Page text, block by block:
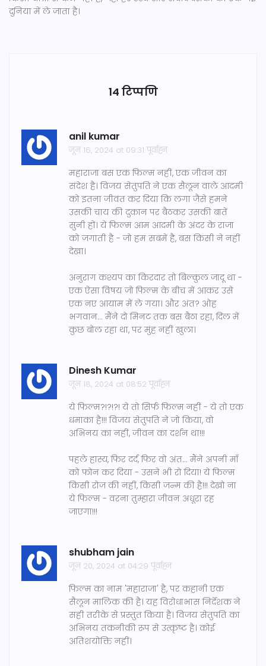
दुनिया में ले जाता है।
14 टिप्पणि
anil kumar
जून 16, 2024 at 09:31 पूर्वाह्न
महाराजा बस एक फिल्म नहीं, एक जीवन का
संदेश है। विजय सेतुपति ने एक सैलून वाले आदमी
को इतना जीवंत कर दिया कि लगा जैसे हमने
उसकी चाय की दुकान पर बैठकर उसकी बातें
सुनी हों। ये फिल्म आम आदमी के अंदर के राजा
को जगाती है - जो हम सबमें है, बस किसी ने नहीं
देखा।
अनुराग कश्यप का किरदार तो बिल्कुल जादू था -
एक ऐसा विषय जो फिल्म के बीच में आकर उसे
एक नए आयाम में ले गया। और अंत? ओह
भगवान... मैंने दो मिनट तक बस बैठा रहा, दिल में
कुछ बोल रहा था, पर मुंह नहीं खुला।
Dinesh Kumar
जून 18, 2024 at 08:52 पूर्वाह्न
ये फिल्म?!?!?! ये तो सिर्फ फिल्म नहीं - ये तो एक
धमाका है!!! विजय सेतुपति ने जो किया, वो
अभिनय का नहीं, जीवन का दर्शन था!!!
पहले हास्य, फिर दर्द, फिर वो अंत... मैंने अपनी माँ
को फोन कर दिया - उसने भी रो दिया! ये फिल्म
किसी रोज की नहीं, किसी जन्म की है!!! देखो ना
ये फिल्म - वरना तुम्हारा जीवन अधूरा रह
जाएगा!!!
shubham jain
जून 20, 2024 at 04:29 पूर्वाह्न
फिल्म का नाम 'महाराजा' है, पर कहानी एक
सैलून मालिक की है। यह विरोधाभास निर्देशक ने
सही तरीके से प्रस्तुत किया है। विजय सेतुपति का
अभिनय तकनीकी रूप से उत्कृष्ट है। कोई
अतिशयोक्ति नहीं।